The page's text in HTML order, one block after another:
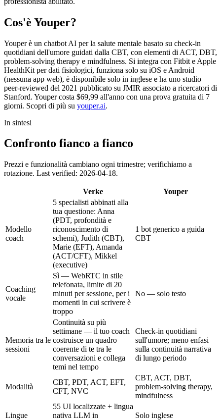
Cos'è Youper?
Youper è un chatbot AI per la salute mentale basato su check-in
quotidiani dell'umore guidati dalla CBT, con elementi di ACT, DBT,
problem-solving therapy e mindfulness. Si integra con Fitbit e Apple
HealthKit per dati fisiologici, funziona solo su iOS e Android
(nessuna app web), è disponibile solo in inglese e ha uno studio
peer-reviewed del 2021 pubblicato su JMIR associato a ricercatori di
Stanford. Youper costa $69,99 all'anno con una prova gratuita di 7
giorni. Scopri di più su youper.ai.
In sintesi
Confronto fianco a fianco
Prezzi e funzionalità cambiano ogni trimestre; verifichiamo a
rotazione. Last verified: 2026-04-18.
Verke Youper
Modello
coach
5 specialisti abbinati alla
tua questione: Anna
(PDT, profondità e
riconoscimento di
schemi), Judith (CBT),
Marie (EFT), Amanda
(ACT/CFT), Mikkel
(executive)
1 bot generico a guida
CBT
Coaching
vocale
Sì — WebRTC in stile
telefonata, limite di 20
minuti per sessione, per i
momenti in cui scrivere è
troppo
No — solo testo
Memoria tra le
sessioni
Continuità su più
settimane — il tuo coach
costruisce un quadro
coerente di te tra le
conversazioni e collega
temi nel tempo
Check-in quotidiani
sull'umore; meno enfasi
sulla continuità narrativa
di lungo periodo
Modalità
CBT, PDT, ACT, EFT,
CFT, NVC
CBT, ACT, DBT,
problem-solving therapy,
mindfulness
Lingue
55 UI localizzate + lingua
nativa LLM in
Solo inglese